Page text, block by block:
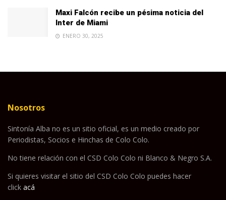
Maxi Falcón recibe un pésima noticia del
Inter de Miami
ENERO 30, 2025
Nosotros
Sintonía Alba no es un sitio oficial, es un medio creado por
Periodistas, Socios e Hinchas de Colo Colo.
No tiene relación con el CSD Colo Colo ni Blanco & Negro S.A.
Si quieres visitar el sitio del CSD Colo Colo puedes hacer
click acá